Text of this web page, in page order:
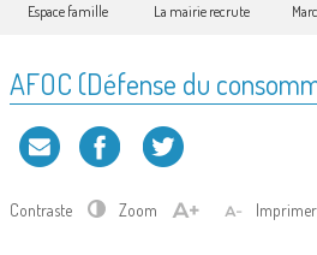
Espace famille La mairie recrute
AFOC (Défense du
Contraste Zoom Imprimer